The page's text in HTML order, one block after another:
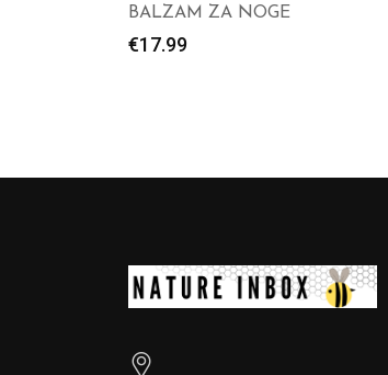
BALZAM ZA NOGE
€17.99